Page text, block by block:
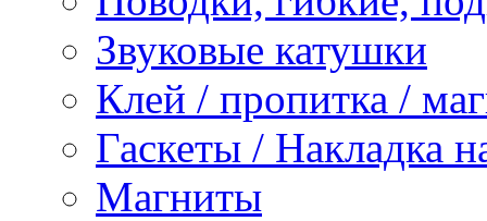
Звуковые катушки
Клей / пропитка /
Гаскеты / Накладка
Магниты